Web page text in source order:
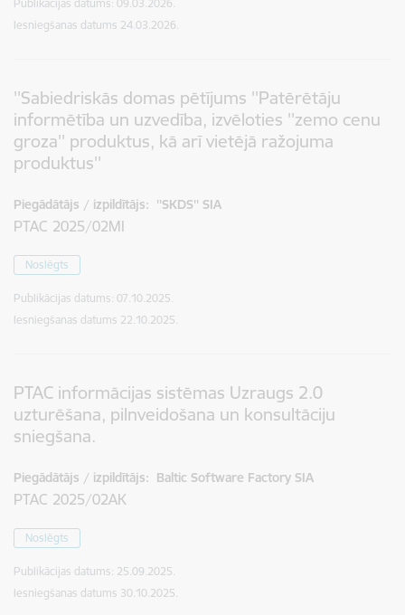
Publikācijas datums: 09.03.2026.
Iesniegšanas datums 24.03.2026.
''Sabiedriskās domas pētījums ''Patērētāju
informētība un uzvedība, izvēloties ''zemo cenu
groza'' produktus, kā arī vietējā ražojuma
produktus''
Piegādātājs / izpildītājs: ''SKDS'' SIA
PTAC 2025/02MI
Noslēgts
Publikācijas datums: 07.10.2025.
Iesniegšanas datums 22.10.2025.
PTAC informācijas sistēmas Uzraugs 2.0
uzturēšana, pilnveidošana un konsultāciju
sniegšana.
Piegādātājs / izpildītājs: Baltic Software Factory SIA
PTAC 2025/02AK
Noslēgts
Publikācijas datums: 25.09.2025.
Iesniegšanas datums 30.10.2025.